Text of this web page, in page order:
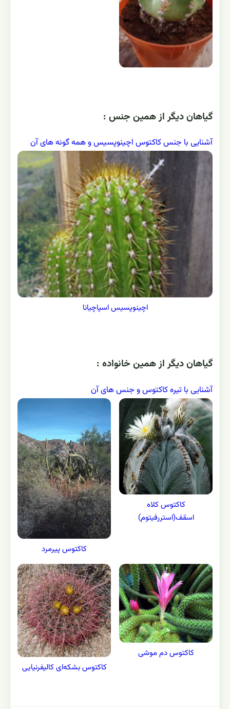
گياهان ديگر از همين جنس :
آشنایی با جنس کاکتوس اچینوپسیس و همه گونه های آن
اچينوپسيس اسپاچیانا
گياهان ديگر از همين خانواده :
آشنایی با تیره کاکتوس و جنس های آن
کاکتوس کلاه
اسقف(استررفیتوم)
کاکتوس پیرمرد
کاکتوس دم موشی
کاکتوس بشکه‌ای کالیفرنیایی